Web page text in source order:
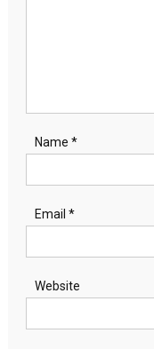
Name *
Email *
Website